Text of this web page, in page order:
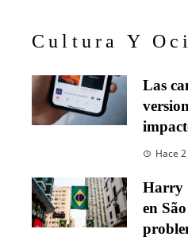
Cultura Y
Las
Hace
Harry
en